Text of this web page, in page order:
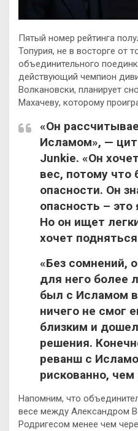
Пятый номер рейтинга
Топурия, не в восторге от
объединительного
действующий чемпион
Волкановски, планирует
Махачеву, которому
«Он
Исламом», —
Junkie. «Он
вес, потому что
опасности. Он
опасность – это
Но он ищет
хочет
«Без сомнений,
для него более
был с Исламом в
ничего не смог
близким и
решения.
реванш с
рискованно,
Напомним, что
весе между Александром
Родригесом менее чем